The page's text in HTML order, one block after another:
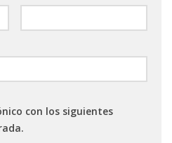
con los siguientes